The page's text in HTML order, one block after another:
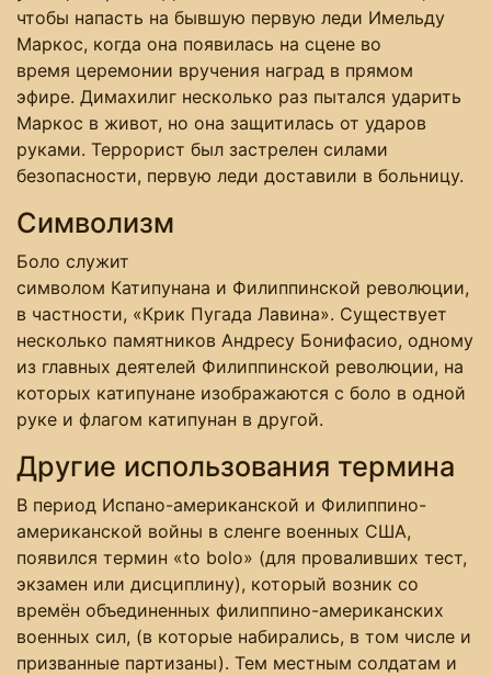
чтобы напасть на бывшую первую леди Имельду
Маркос, когда она появилась на сцене во
время церемонии вручения наград в прямом
эфире. Димахилиг несколько раз пытался ударить
Маркос в живот, но она защитилась от ударов
руками. Террорист был застрелен силами
безопасности, первую леди доставили ​​в больницу.
Символизм
Боло служит
символом Катипунана и Филиппинской революции,
в частности, «Крик Пугада Лавина». Существует
несколько памятников Андресу Бонифасио, одному
из главных деятелей Филиппинской революции, на
которых катипунане изображаются с боло в одной
руке и флагом катипунан в другой.
Другие использования термина
В период Испано-американской и Филиппино-
американской войны в сленге военных США,
появился термин «to bolo» (для проваливших тест,
экзамен или дисциплину), который возник со
времён объединенных филиппино-американских
военных сил, (в которые набирались, в том числе и
призванные партизаны). Тем местным солдатам и